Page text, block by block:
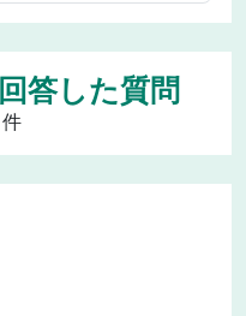
答した質問
件